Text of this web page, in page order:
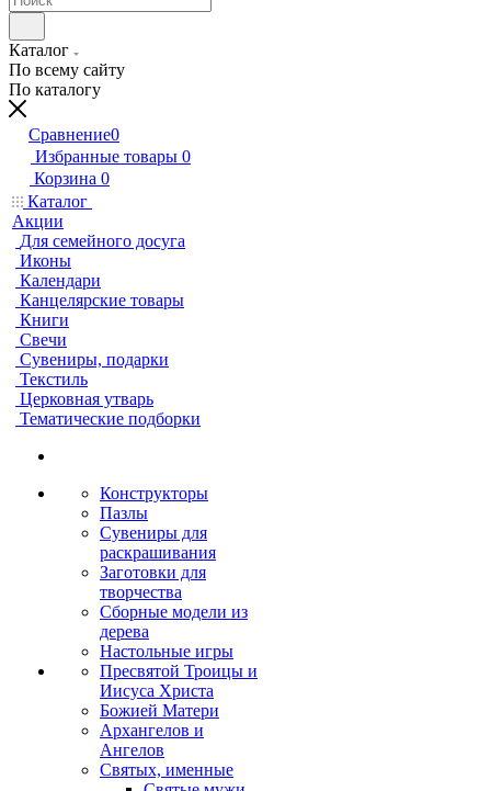
Каталог
По всему сайту
По каталогу
Сравнение0
Избранные товары 0
Корзина 0
Каталог
Акции
Для семейного досуга
Иконы
Календари
Канцелярские товары
Книги
Свечи
Сувениры, подарки
Текстиль
Церковная утварь
Тематические подборки
Конструкторы
Пазлы
Сувениры для
раскрашивания
Заготовки для
творчества
Сборные модели из
дерева
Настольные игры
Пресвятой Троицы и
Иисуса Христа
Божией Матери
Архангелов и
Ангелов
Святых, именные